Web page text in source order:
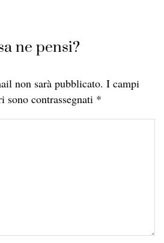
ne pensi?
non sarà pubblicato. I campi
sono contrassegnati *